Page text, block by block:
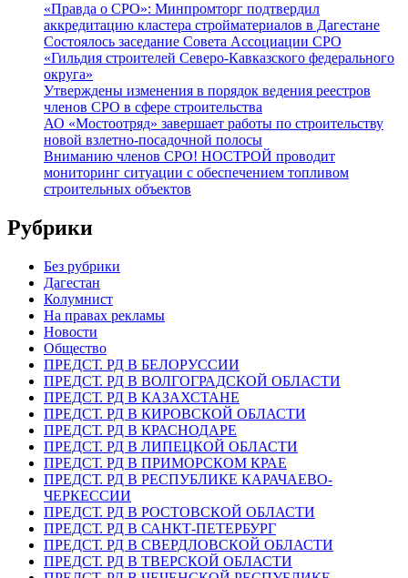
«Правда о СРО»: Минпромторг подтвердил
аккредитацию кластера стройматериалов в Дагестане
Состоялось заседание Совета Ассоциации СРО
«Гильдия строителей Северо-Кавказского федерального
округа»
Утверждены изменения в порядок ведения реестров
членов СРО в сфере строительства
АО «Мостоотряд» завершает работы по строительству
новой взлетно-посадочной полосы
Вниманию членов СРО! НОСТРОЙ проводит
мониторинг ситуации с обеспечением топливом
строительных объектов
Рубрики
Без рубрики
Дагестан
Колумнист
На правах рекламы
Новости
Общество
ПРЕДСТ. РД В БЕЛОРУССИИ
ПРЕДСТ. РД В ВОЛГОГРАДСКОЙ ОБЛАСТИ
ПРЕДСТ. РД В КАЗАХСТАНЕ
ПРЕДСТ. РД В КИРОВСКОЙ ОБЛАСТИ
ПРЕДСТ. РД В КРАСНОДАРЕ
ПРЕДСТ. РД В ЛИПЕЦКОЙ ОБЛАСТИ
ПРЕДСТ. РД В ПРИМОРСКОМ КРАЕ
ПРЕДСТ. РД В РЕСПУБЛИКЕ КАРАЧАЕВО-
ЧЕРКЕССИИ
ПРЕДСТ. РД В РОСТОВСКОЙ ОБЛАСТИ
ПРЕДСТ. РД В САНКТ-ПЕТЕРБУРГ
ПРЕДСТ. РД В СВЕРДЛОВСКОЙ ОБЛАСТИ
ПРЕДСТ. РД В ТВЕРСКОЙ ОБЛАСТИ